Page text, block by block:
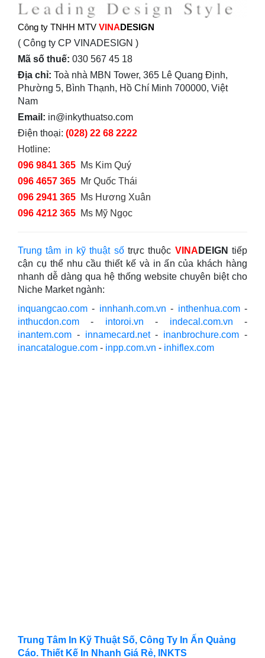
Công ty TNHH MTV VINADESIGN
( Công ty CP VINADESIGN )
Mã số thuế: 030 567 45 18
Địa chỉ: Toà nhà MBN Tower, 365 Lê Quang Định,
Phường 5, Bình Thạnh, Hồ Chí Minh 700000, Việt
Nam
Email: in@inkythuatso.com
Điện thoại: (028) 22 68 2222
Hotline:
096 9841 365 Ms Kim Quý
096 4657 365 Mr Quốc Thái
096 2941 365 Ms Hương Xuân
096 4212 365 Ms Mỹ Ngọc
Trung tâm in kỹ thuật sốtrực thuộc VINA DEIGN tiếp
cận cụ thể nhu cầu thiết kế và in ấn của khách hàng
nhanh dễ dàng qua hệ thống website chuyên biệt cho
Niche Market ngành:
inquangcao.com - innhanh.com.vn - inthenhua.com-
inthucdon.com - intoroi.vn - indecal.com.vn -
inantem.com - innamecard.net- inanbrochure.com -
inancatalogue.com - inpp.com.vn - inhiflex.com
Trung Tâm In Kỹ Thuật Số, Công Ty In Ấn Quảng
Cáo. Thiết Kế In Nhanh Giá Rẻ, INKTS